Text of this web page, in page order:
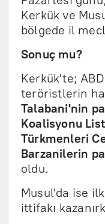
Kerkük ve
bölgede il
Sonuç mu?
Kerkük'te;
teröristlerin
Talabani'nin
Koalisyonu
Türkmenleri
Barzanilerin
oldu.
Musul'da ise
ittifakı